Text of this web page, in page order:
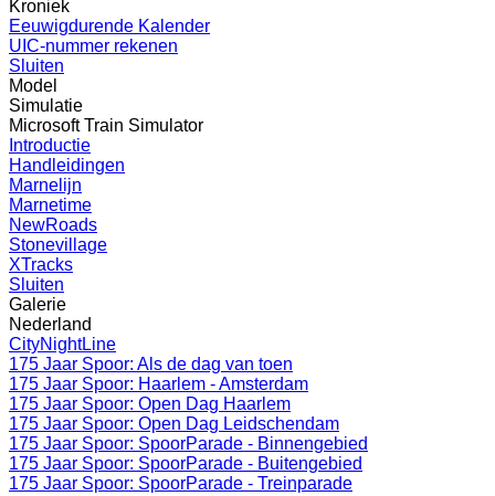
Kroniek
Eeuwigdurende Kalender
UIC-nummer rekenen
Sluiten
Model
Simulatie
Microsoft Train Simulator
Introductie
Handleidingen
Marnelijn
Marnetime
NewRoads
Stonevillage
XTracks
Sluiten
Galerie
Nederland
CityNightLine
175 Jaar Spoor: Als de dag van toen
175 Jaar Spoor: Haarlem - Amsterdam
175 Jaar Spoor: Open Dag Haarlem
175 Jaar Spoor: Open Dag Leidschendam
175 Jaar Spoor: SpoorParade - Binnengebied
175 Jaar Spoor: SpoorParade - Buitengebied
175 Jaar Spoor: SpoorParade - Treinparade